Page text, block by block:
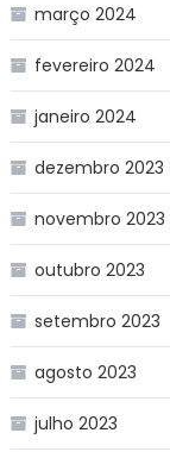
março 2024
fevereiro 2024
janeiro 2024
dezembro 2023
novembro 2023
outubro 2023
setembro 2023
agosto 2023
julho 2023